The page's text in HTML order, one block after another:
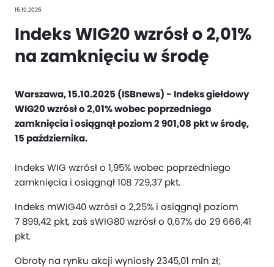
15.10.2025
Indeks WIG20 wzrósł o 2,01%
na zamknięciu w środę
Warszawa, 15.10.2025 (ISBnews) - Indeks giełdowy
WIG20 wzrósł o 2,01% wobec poprzedniego
zamknięcia i osiągnął poziom 2 901,08 pkt w środę,
15 października.
Indeks WIG wzrósł o 1,95% wobec poprzedniego
zamknięcia i osiągnął 108 729,37 pkt.
Indeks mWIG40 wzrósł o 2,25% i osiągnął poziom
7 899,42 pkt, zaś sWIG80 wzrósł o 0,67% do 29 666,41
pkt.
Obroty na rynku akcji wyniosły 2345,01 mln zł;